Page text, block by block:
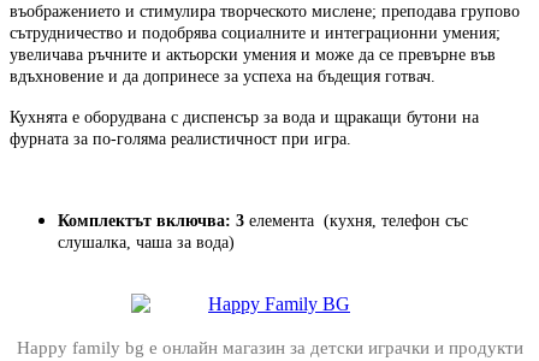
въображението и стимулира творческото мислене; преподава групово
сътрудничество и подобрява социалните и интеграционни умения;
увеличава ръчните и актьорски умения и може да се превърне във
вдъхновение и да допринесе за успеха на бъдещия готвач.
Кухнята е оборудвана с диспенсър за вода и щракащи бутони на
фурната за по-голяма реалистичност при игра.
Комплектът включва: 3 елемента (кухня, телефон със
слушалка, чаша за вода)
Happy family bg е онлайн магазин за детски играчки и продукти